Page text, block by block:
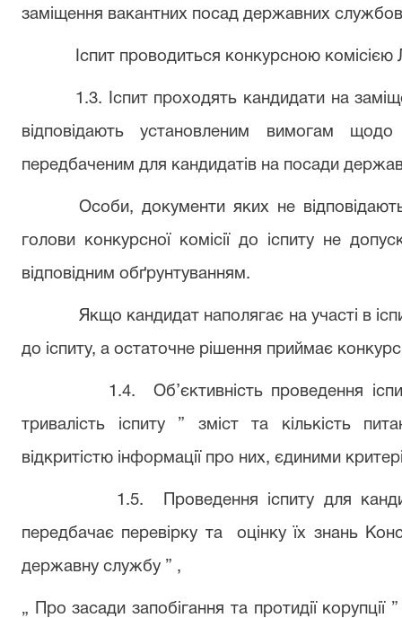
заміщення вакантних посад державних
Іспит проводиться конкурсною
1.3. Іспит проходять кандидати на
відповідають установленим вимогам щодо
передбаченим для кандидатів на посади
Особи, документи яких не
голови конкурсної комісії до іспиту не
відповідним обґрунтуванням.
Якщо кандидат наполягає на участі в
до іспиту, а остаточне рішення приймає
1.4. Об’єктивність проведення
тривалість іспиту ” зміст та кількість
відкритістю інформації про них, єдиними
1.5. Проведення іспиту для
передбачає перевірку та оцінку їх знань
державну службу ” ,
„ Про засади запобігання та протидії корупції